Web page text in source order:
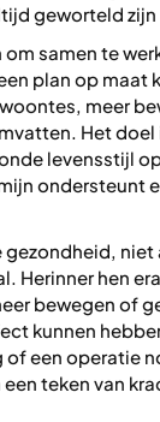
geworteld zijn
samen te
plan op maat
meer
Het doel
levensstijl
ondersteunt
gezondheid, niet
Herinner hen
bewegen of
kunnen
een operatie
teken van